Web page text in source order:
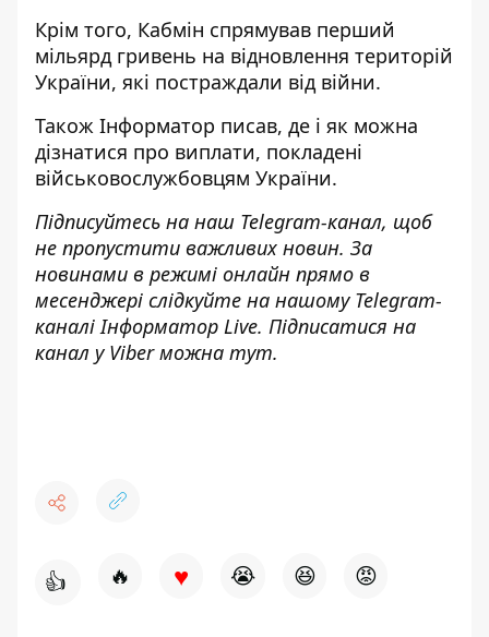
Крім того, Кабмін спрямував перший
мільярд гривень на відновлення територій
України, які постраждали від війни.
Також Інформатор писав, де і як можна
дізнатися про виплати, покладені
військовослужбовцям України.
Підписуйтесь на наш Telegram-канал, щоб
не пропустити важливих новин. За
новинами в режимі онлайн прямо в
месенджері слідкуйте на нашому Telegram-
каналіІнформатор Live. Підписатися на
канал у Viber можна тут.
👍 🔥 ♥ 😭 😆 😡